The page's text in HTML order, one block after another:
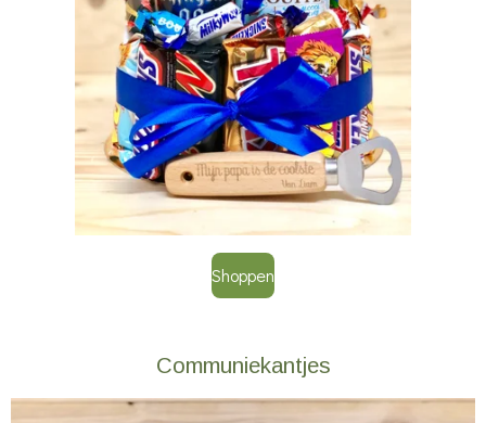
Shoppen
Communiekantjes